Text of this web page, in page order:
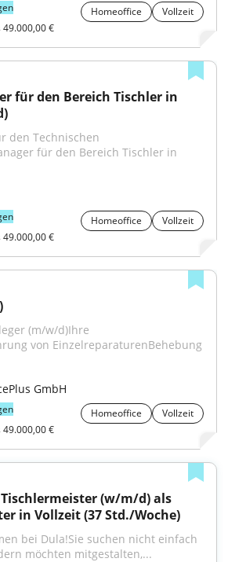
Homeoffice
Vollzeit
49.000,00 €
für den Bereich Tischler in
den Technischen
für den Bereich Tischler in
Homeoffice
Vollzeit
49.000,00 €
(m/w/d)Ihre
von EinzelreparaturenBehebung
GmbH
Homeoffice
Vollzeit
49.000,00 €
(w/m/d) als
in Vollzeit (37 Std./Woche)
bei Dula!Sie suchen nicht einfach
möchten mitgestalten,...